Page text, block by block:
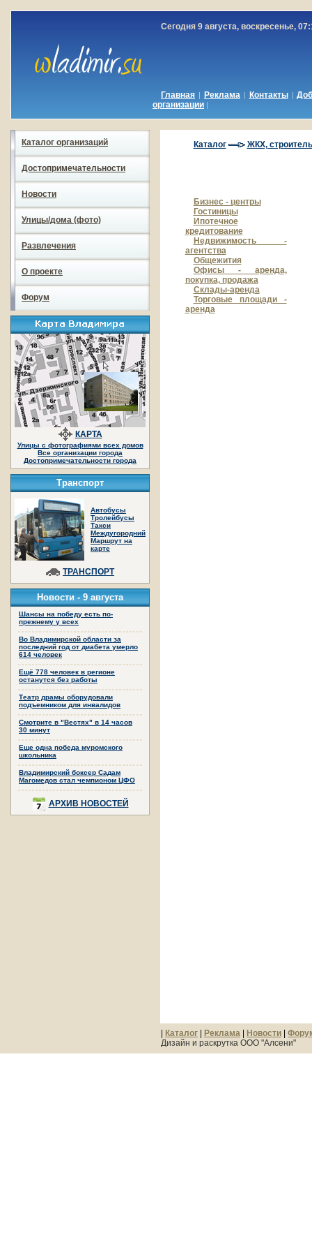
Сегодня 9 августа, воскресенье,
Главная | Реклама | Контакты|
организации |
Каталог организаций
Достопримечательности
Новости
Улицы/дома (фото)
Развлечения
О проекте
Форум
КАРТА
Улицы с фотографиями всех домов
Все организации города
Достопримечательности города
Транспорт
Автобусы
Тролейбусы
Такси
Междугородний
Маршрут на
карте
ТРАНСПОРТ
Новости -9 августа
Шансы на победу есть по-
прежнему у всех
Во Владимирской области за
последний год от диабета умерло
614 человек
Ещё 778 человек в регионе
останутся без работы
Театр драмы оборудовали
подъемником для инвалидов
Смотрите в "Вестях" в 14 часов
30 минут
Еще одна победа муромского
школьника
Владимирский боксер Садам
Магомедов стал чемпионом ЦФО
АРХИВ НОВОСТЕЙ
Каталог ЖКХ,
Бизнес - центры
Гостиницы
Ипотечное
кредитование
Недвижимость -
агентства
Общежития
Офисы - аренда,
покупка, продажа
Склады-аренда
Торговые площади -
аренда
Каталог Реклама Новости
Дизайн и раскрутка ООО "Алсени"